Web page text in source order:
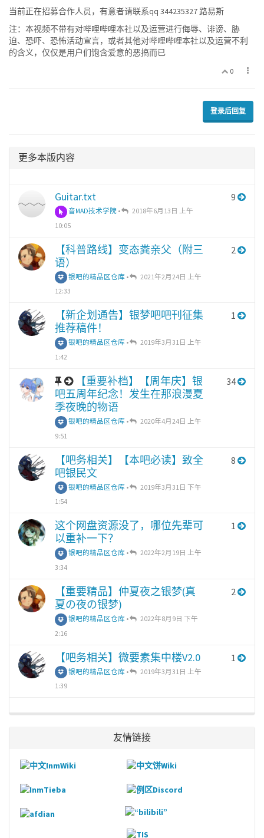
当前正在招募合作人员，有意者请联系qq 344235327 路易斯
注：本视频不带有对哔哩哔哩本社以及运营进行侮辱、诽谤、胁
迫、恐吓、恐怖活动宣言，或者其他对哔哩哔哩本社以及运营不利
的含义，仅仅是用户们饱含爱意的恶搞而已
0
登录后回复
更多本版内容
Guitar.txt
音MAD技术学院 •
2018年6月13日 上午
10:05
9
【科普路线】变态粪亲父（附三
语）
银吧的精品区仓库 •
2021年2月24日 上午
12:33
2
【新企划通告】银梦吧吧刊征集
推荐稿件！
银吧的精品区仓库 •
2019年3月31日 上午
1:42
1
【重要补档】【周年庆】银
吧五周年纪念！发生在那浪漫夏
季夜晚的物语
银吧的精品区仓库 •
2020年4月24日 上午
9:51
34
【吧务相关】【本吧必读】致全
吧银民文
银吧的精品区仓库 •
2019年3月31日 下午
1:54
8
这个网盘资源没了，哪位先辈可
以重补一下？
银吧的精品区仓库 •
2022年2月19日 上午
3:34
1
【重要精品】仲夏夜之银梦(真
夏の夜の银梦)
银吧的精品区仓库 •
2022年8月9日 下午
2:16
2
【吧务相关】微要素集中楼V2.0
银吧的精品区仓库 •
2019年3月31日 上午
1:39
1
友情链接